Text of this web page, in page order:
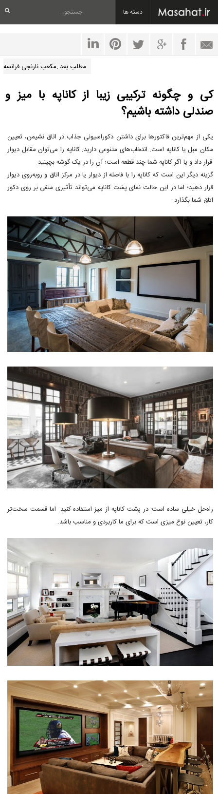
دسته ها
مطلب بعد :مکعب نارنجی فرانسه
کی و چگونه ترکیبی زیبا از کاناپه با میز و
صندلی داشته باشیم؟
یکی از مهم‌ترین فاکتورها برای داشتن دکوراسیونی جذاب در اتاق نشیمن، تعیین
مکان مبل یا کاناپه است. انتخاب‌های متنوعی دارید. کاناپه را می‌توان مقابل دیوار
قرار داد و یا اگر کاناپه شما چند قطعه است؛ آن را در یک گوشه بچینید.
گزینه دیگر این است که کاناپه را با فاصله از دیوار یا در مرکز اتاق و روبه‌روی دیوار
قرار دهید؛ اما در این حالت نمای پشت کاناپه می‌تواند تأثیری منفی بر روی دکور
اتاق شما بگذارد.
راه‌حل خیلی ساده است: در پشت کاناپه از میز استفاده کنید. اما قسمت سخت‌تر
کار، تعیین نوع میزی است که برای ما کاربردی و مناسب باشد.